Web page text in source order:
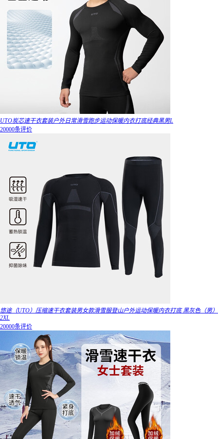
UTO炭芯速干衣套装户外日常滑雪跑步运动保暖内衣打底经典黑男L
20000条评价
悠途（UTO）压缩速干衣套装男女款滑雪服登山户外运动保暖内衣打底 黑灰色（男）
2XL
20000条评价